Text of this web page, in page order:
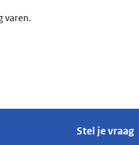
varen.
Stel je vraag